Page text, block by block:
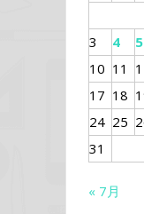
3
4 5
10 11
17 18
24 25
31
« 7月